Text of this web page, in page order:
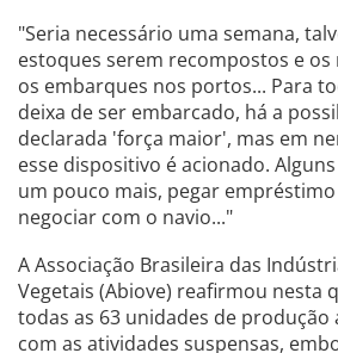
"Seria necessário uma semana,
estoques serem recompostos e
os embarques nos portos... Para
deixa de ser embarcado, há a
declarada 'força maior', mas em
esse dispositivo é acionado.
um pouco mais, pegar
negociar com o navio..."
A Associação Brasileira das
Vegetais (Abiove) reafirmou nesta
todas as 63 unidades de produção
com as atividades suspensas,